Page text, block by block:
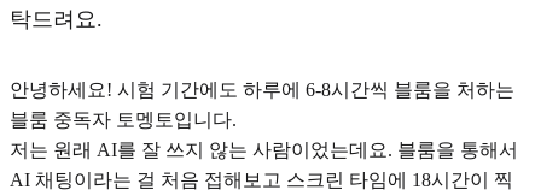
탁드려요.
안녕하세요! 시험 기간에도 하루에 6-8시간씩 블룸을 처하는
블룸 중독자 토멩토입니다.
저는 원래 AI를 잘 쓰지 않는 사람이었는데요. 블룸을 통해서
AI 채팅이라는 걸 처음 접해보고 스크린 타임에 18시간이 찍